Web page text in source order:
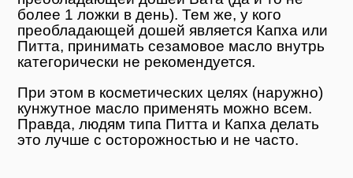
более 1 ложки в день). Тем же, у кого
преобладающей дошей является Капха или
Питта, принимать сезамовое масло внутрь
категорически не рекомендуется.
При этом в косметических целях (наружно)
кунжутное масло применять можно всем.
Правда, людям типа Питта и Капха делать
это лучше с осторожностью и не часто.